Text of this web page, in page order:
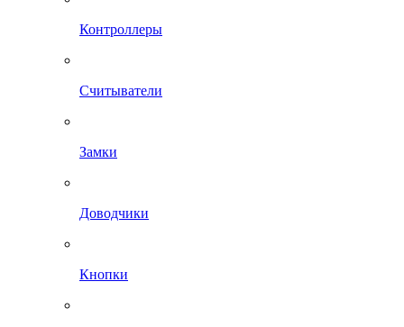
Контроллеры
Считыватели
Замки
Доводчики
Кнопки